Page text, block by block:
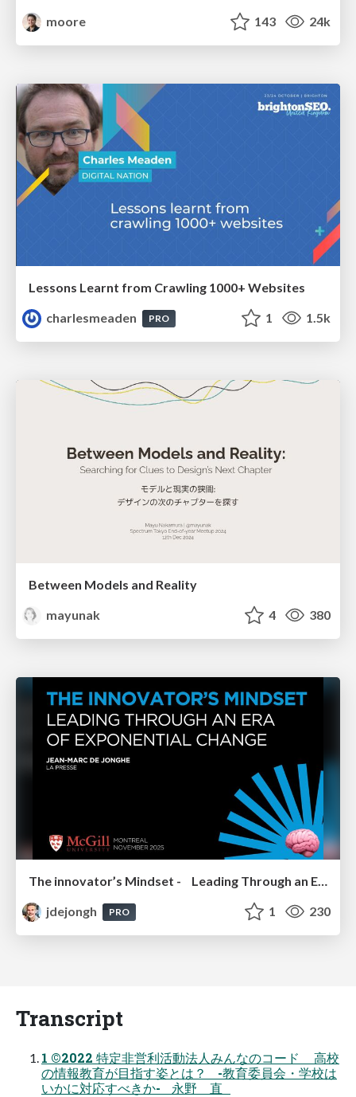
moore
143 24k
Lessons Learnt from Crawling 1000+ Websites
charlesmeaden
PRO 1 1.5k
Between Models and Reality
mayunak
4 380
The innovator’s Mindset - Leading Through an Era of Exponential Change - McGill University 2025
jdejongh
PRO 1 230
Transcript
1 ©2022 特定非営利活動法人みんなのコード 高校
の情報教育が目指す姿とは？ -教育委員会・学校は
いかに対応すべきか- 永野 直